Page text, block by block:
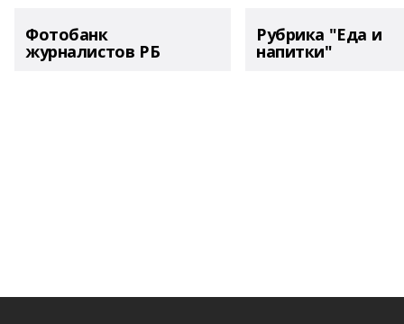
Фотобанк
журналистов РБ
Рубрика "Еда и
напитки"